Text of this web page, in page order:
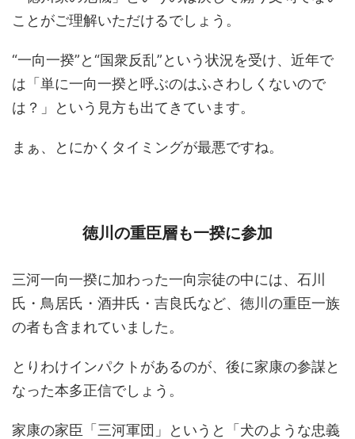
ことがご理解いただけるでしょう。
“一向一揆”と“国衆反乱”という状況を受け、近年で
は「単に一向一揆と呼ぶのはふさわしくないので
は？」という見方も出てきています。
まぁ、とにかくタイミングが最悪ですね。
徳川の重臣層も一揆に参加
三河一向一揆に加わった一向宗徒の中には、石川
氏・鳥居氏・酒井氏・吉良氏など、徳川の重臣一族
の者も含まれていました。
とりわけインパクトがあるのが、後に家康の参謀と
なった本多正信でしょう。
家康の家臣「三河軍団」というと「犬のような忠義